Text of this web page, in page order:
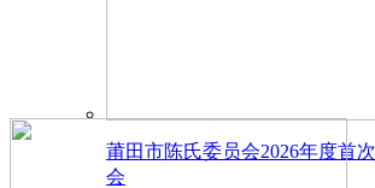
莆田市陈氏委员会2026年度首次
会